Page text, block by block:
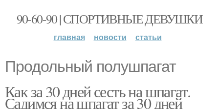
90-60-90 | СПОРТИВНЫЕ ДЕВУШКИ
главная новости статьи
Продольный полушпагат
Как за 30 дней сесть на шпагат.
Садимся на шпагат за 30 дней